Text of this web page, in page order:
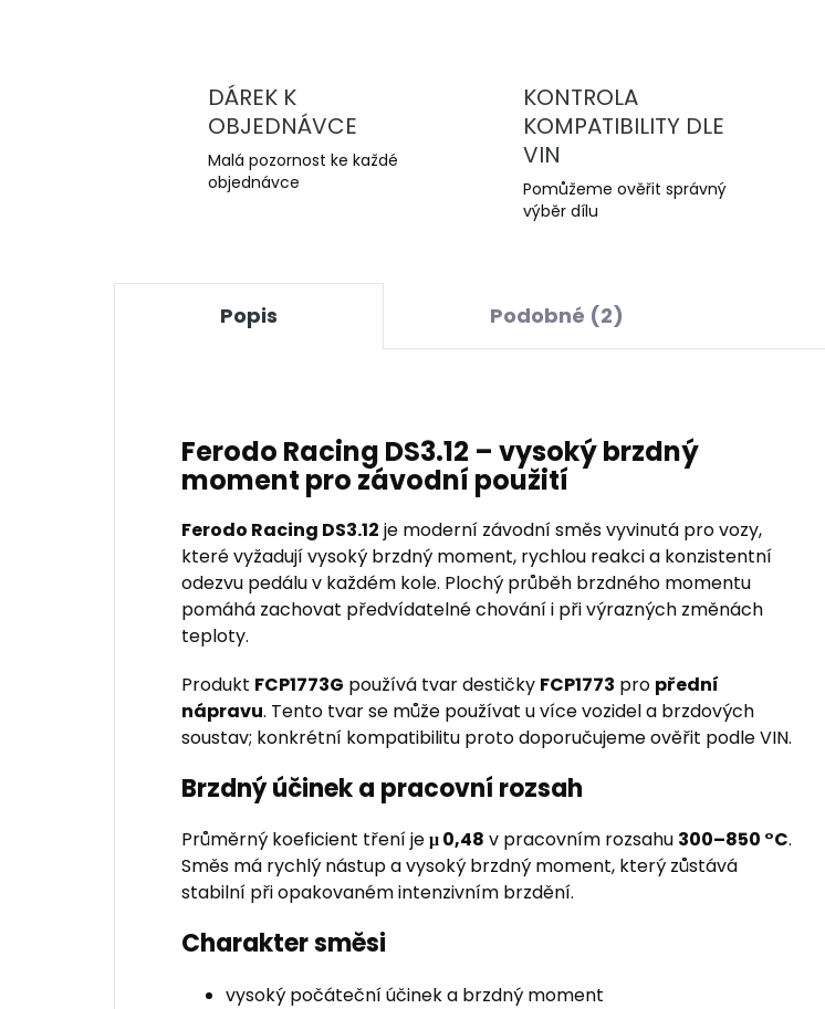
DÁREK K
OBJEDNÁVCE
Malá pozornost ke každé
objednávce
KONTROLA
KOMPATIBILITY DLE
VIN
Pomůžeme ověřit správný
výběr dílu
Popis Podobné (2)
Ferodo Racing DS3.12 – vysoký brzdný
moment pro závodní použití
Ferodo Racing DS3.12 je moderní závodní směs vyvinutá pro vozy,
které vyžadují vysoký brzdný moment, rychlou reakci a konzistentní
odezvu pedálu v každém kole. Plochý průběh brzdného momentu
pomáhá zachovat předvídatelné chování i při výrazných změnách
teploty.
Produkt FCP1773G používá tvar destičky FCP1773 pro přední
nápravu. Tento tvar se může používat u více vozidel a brzdových
soustav; konkrétní kompatibilitu proto doporučujeme ověřit podle VIN.
Brzdný účinek a pracovní rozsah
Průměrný koeficient tření jeμ 0,48 v pracovním rozsahu 300–850 °C.
Směs má rychlý nástup a vysoký brzdný moment, který zůstává
stabilní při opakovaném intenzivním brzdění.
Charakter směsi
vysoký počáteční účinek a brzdný moment